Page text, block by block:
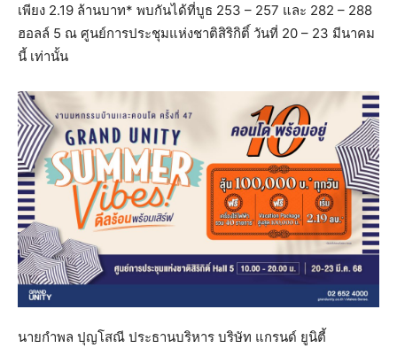
เพียง 2.19 ล้านบาท* พบกันได้ที่บูธ 253 – 257 และ 282 – 288
ฮอลล์ 5 ณ ศูนย์การประชุมแห่งชาติสิริกิติ์ วันที่ 20 – 23 มีนาคม
นี้ เท่านั้น
นายกำพล ปุญโสณี ประธานบริหาร บริษัท แกรนด์ ยูนิตี้